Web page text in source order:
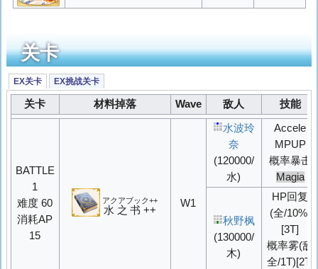
关卡
EX关卡 EX挑战关卡
关卡 材料掉落 Wave 敌人 技能
BATTLE
1
难度 60
消耗AP
15
水之书++
アクアブック++ W1
水波玲
奈
(120000/
水)
Accele
MPUP
概率暴击
Magia
秋野枫
(130000/
木)
HP回复
(全/10%)
[3T]
概率雾(敌
全/1T)[2T]